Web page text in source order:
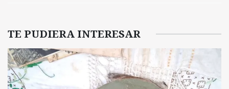
TE PUDIERA INTERESAR